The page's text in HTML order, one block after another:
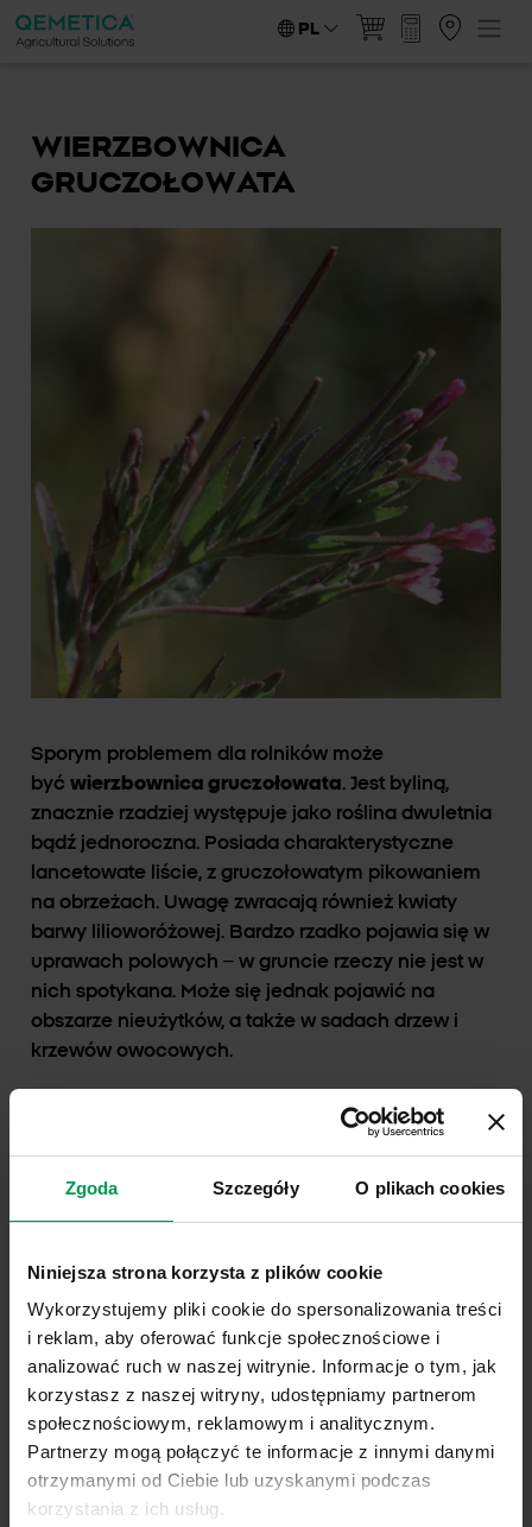
Zgoda Szczegóły O plikach cookies
Niniejsza strona korzysta z plików cookie
Wykorzystujemy pliki cookie do spersonalizowania treści
i reklam, aby oferować funkcje społecznościowe i
analizować ruch w naszej witrynie. Informacje o tym, jak
korzystasz z naszej witryny, udostępniamy partnerom
społecznościowym, reklamowym i analitycznym.
Partnerzy mogą połączyć te informacje z innymi danymi
otrzymanymi od Ciebie lub uzyskanymi podczas
korzystania z ich usług.
PL
WIERZBOWNICA
GRUCZOŁOWATA
Sporym problemem dla rolników może
być wierzbownica gruczołowata. Jest byliną,
znacznie rzadziej występuje jako roślina dwuletnia
bądź jednoroczna. Posiada charakterystyczne
lancetowate liście, z gruczołowatym pikowaniem
na obrzeżach. Uwagę zwracają również kwiaty
barwy lilioworóżowej. Bardzo rzadko pojawia się w
uprawach polowych – w gruncie rzeczy nie jest w
nich spotykana. Może się jednak pojawić na
obszarze nieużytków, a także w sadach drzew i
krzewów owocowych.
dobrze czuje się
zarówno na terenie suchym, jak i wilgotnym. Jest to
odporność na działanie preparatów chemicznych.
To powoduje, że jego eliminacja z sadu może się
stosowanie sporej dawki herbicydów, które należy
odpowiednio dobierać. Obfityopryskmoże być w
takiej sytuacji skuteczny, należy jednak liczyć się z
koniecznością jego powtórzenia.
Stosowanie/Zwalczanie